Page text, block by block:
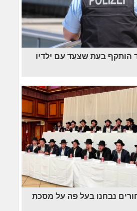
הותקף בעת שצעד עם ילדיו
אנג’לס: 22 בחורים נבחנו בעל פה על מסכת